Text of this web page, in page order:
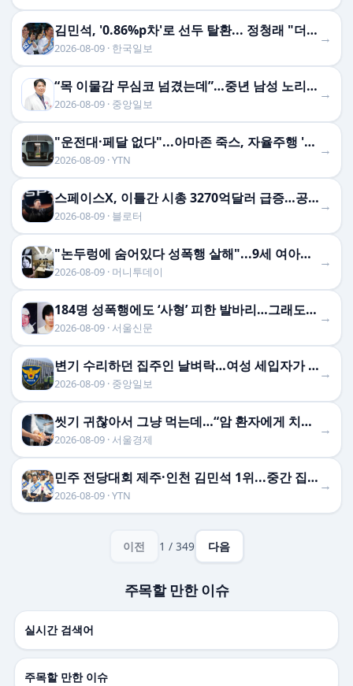
김민석, '0.86%p차'로 선두 탈환... 정청래 "더 질 줄 알았는데 다행"
2026-08-09 · 한국일보
→
“목 이물감 무심코 넘겼는데”…중년 남성 노리는 ‘침묵의 암’ [Health&]
2026-08-09 · 중앙일보
→
"운전대·페달 없다"...아마존 죽스, 자율주행 '로보택시' 첫 상용화 승인
2026-08-09 · YTN
→
스페이스X, 이틀간 시총 3270억달러 급증…공모가 회복 눈앞
2026-08-09 · 블로터
→
"논두렁에 숨어있다 성폭행 살해"...9세 여아→71세 할 …
2026-08-09 · 머니투데이
→
184명 성폭행에도 ‘사형’ 피한 발바리…그래도 “내 딸은 소중해”[듣는 그날의 사건현장]
2026-08-09 · 서울신문
→
변기 수리하던 집주인 날벼락…여성 세입자가 흉기로 찔렀다
2026-08-09 · 중앙일보
→
씻기 귀찮아서 그냥 먹는데…“암 환자에게 치명적” 전문의 경고 나왔다 [헬시타임]
2026-08-09 · 서울경제
→
민주 전당대회 제주·인천 김민석 1위...중간 집계도 역전
2026-08-09 · YTN
→
이전 1 / 349 다음
주목할 만한 이슈
실시간 검색어
주목할 만한 이슈